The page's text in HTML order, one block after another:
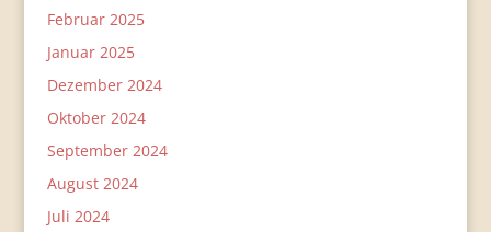
Februar 2025
Januar 2025
Dezember 2024
Oktober 2024
September 2024
August 2024
Juli 2024